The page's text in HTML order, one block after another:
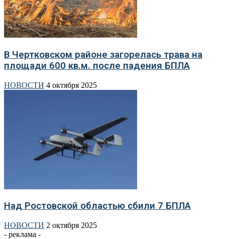
В Чертковском районе загорелась трава на
площади 600 кв.м. после падения БПЛА
НОВОСТИ 4 октября 2025
Над Ростовской областью сбили 7 БПЛА
НОВОСТИ 2 октября 2025
- реклама -